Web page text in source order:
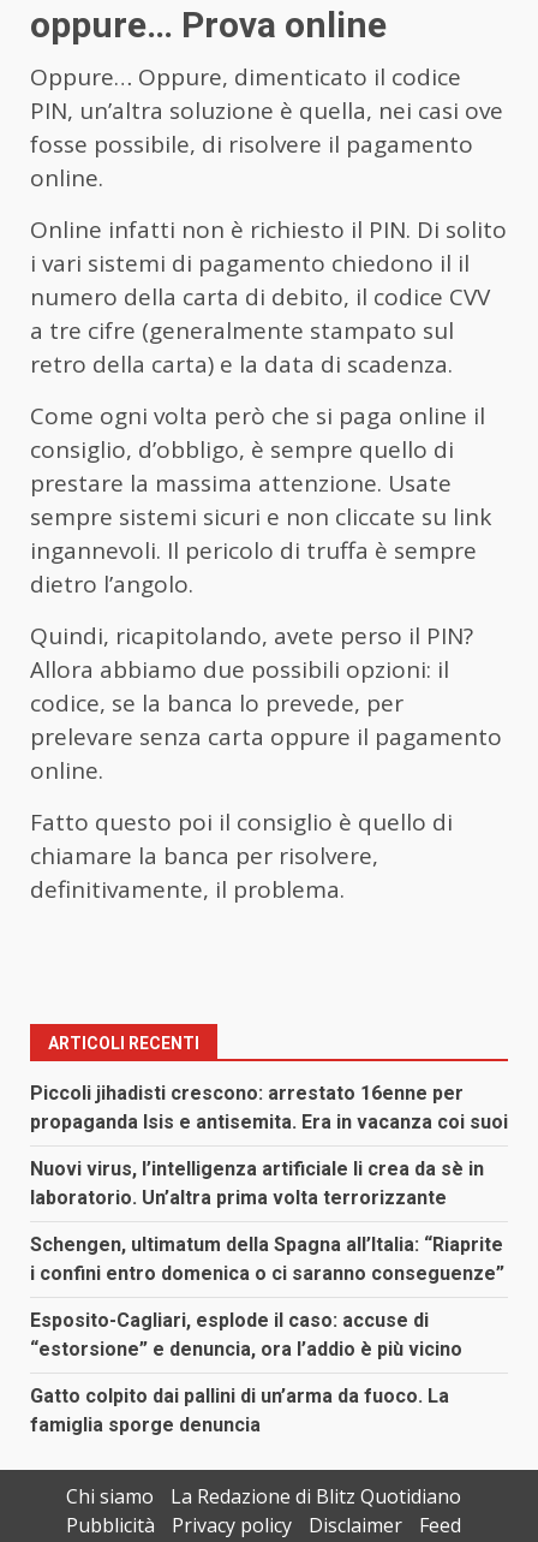
oppure… Prova online
Oppure… Oppure, dimenticato il codice
PIN, un’altra soluzione è quella, nei casi ove
fosse possibile, di risolvere il pagamento
online.
Online infatti non è richiesto il PIN. Di solito
i vari sistemi di pagamento chiedono il il
numero della carta di debito, il codice CVV
a tre cifre (generalmente stampato sul
retro della carta) e la data di scadenza.
Come ogni volta però che si paga online il
consiglio, d’obbligo, è sempre quello di
prestare la massima attenzione. Usate
sempre sistemi sicuri e non cliccate su link
ingannevoli. Il pericolo di truffa è sempre
dietro l’angolo.
Quindi, ricapitolando, avete perso il PIN?
Allora abbiamo due possibili opzioni: il
codice, se la banca lo prevede, per
prelevare senza carta oppure il pagamento
online.
Fatto questo poi il consiglio è quello di
chiamare la banca per risolvere,
definitivamente, il problema.
ARTICOLI RECENTI
Piccoli jihadisti crescono: arrestato 16enne per
propaganda Isis e antisemita. Era in vacanza coi suoi
Nuovi virus, l’intelligenza artificiale li crea da sè in
laboratorio. Un’altra prima volta terrorizzante
Schengen, ultimatum della Spagna all’Italia: “Riaprite
i confini entro domenica o ci saranno conseguenze”
Esposito-Cagliari, esplode il caso: accuse di
“estorsione” e denuncia, ora l’addio è più vicino
Gatto colpito dai pallini di un’arma da fuoco. La
famiglia sporge denuncia
Chi siamo
La Redazione di Blitz Quotidiano
Pubblicità
Privacy policy Disclaimer Feed